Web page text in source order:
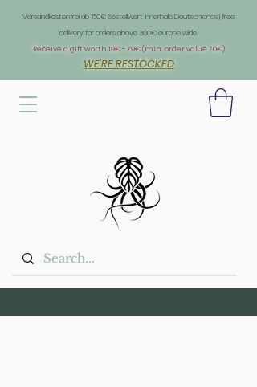
Überschrift 1
Versandkostenfrei ab 150€ Bestellwert innerhalb Deutschlands | free
delivery for orders above 300€ europe wide
Receive a gift worth 19€ - 79€ (min. order value 70€)
WE'RE RESTOCKED